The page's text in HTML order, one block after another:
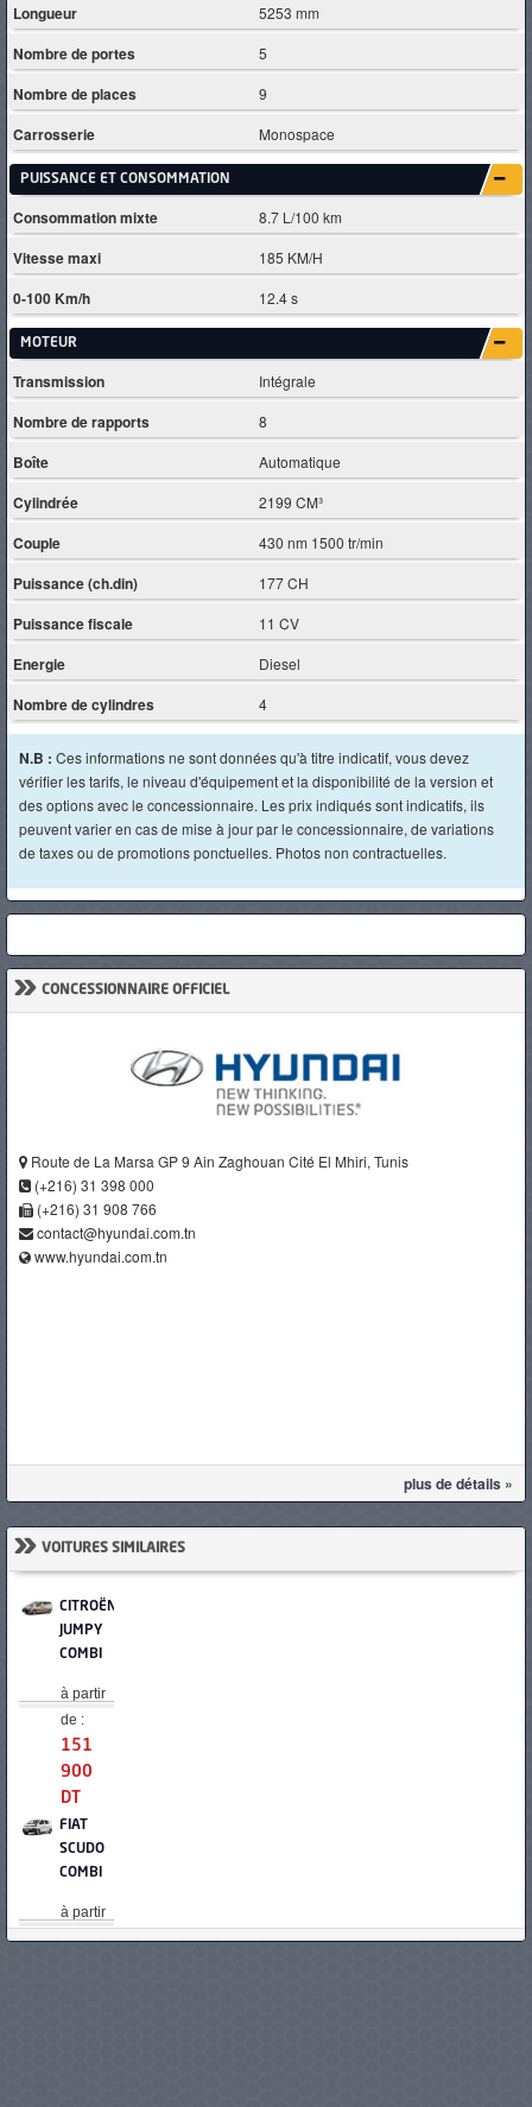
Longueur 5253 mm
Nombre de portes 5
Nombre de places 9
Carrosserie Monospace
PUISSANCE ET CONSOMMATION
Consommation mixte 8.7 L/100 km
Vitesse maxi 185 KM/H
0-100 Km/h 12.4 s
MOTEUR
Transmission Intégrale
Nombre de rapports 8
Boîte Automatique
Cylindrée 2199 CM³
Couple 430 nm 1500 tr/min
Puissance (ch.din) 177 CH
Puissance fiscale 11 CV
Energie Diesel
Nombre de cylindres 4
N.B : Ces informations ne sont données qu'à titre indicatif, vous devez
vérifier les tarifs, le niveau d'équipement et la disponibilité de la version et
des options avec le concessionnaire. Les prix indiqués sont indicatifs, ils
peuvent varier en cas de mise à jour par le concessionnaire, de variations
de taxes ou de promotions ponctuelles. Photos non contractuelles.
» CONCESSIONNAIRE OFFICIEL
Route de La Marsa GP 9 Ain Zaghouan Cité El Mhiri, Tunis
(+216) 31 398 000
(+216) 31 908 766
contact@hyundai.com.tn
www.hyundai.com.tn
plus de détails »
» VOITURES SIMILAIRES
CITROËN
JUMPY
COMBI
à partir
de :
151
900
DT
FIAT
SCUDO
COMBI
à partir
de :